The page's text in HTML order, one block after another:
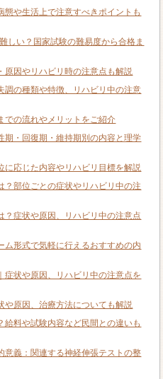
態や生活上で注意すべきポイントも
しい？国家試験の難易度から合格ま
原因やリハビリ時の注意点も解説
調の種類や特徴、リハビリ中の注意
での流れやメリットをご紹介
期・回復期・維持期別の内容と理学
に応じた内容やリハビリ目標を解説
？部位ごとの症状やリハビリ中の注
？症状や原因、リハビリ中の注意点
ム形式で気軽に行えるおすすめの内
症状や原因、リハビリ中の注意点を
や原因、治療方法についても解説
給料や試験内容など民間との違いも
意義：関連する神経伸張テストの整